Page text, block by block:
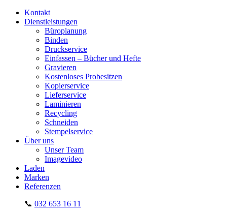
Kontakt
Dienstleistungen
Büroplanung
Binden
Druckservice
Einfassen – Bücher und Hefte
Gravieren
Kostenloses Probesitzen
Kopierservice
Lieferservice
Laminieren
Recycling
Schneiden
Stempelservice
Über uns
Unser Team
Imagevideo
Laden
Marken
Referenzen
📞 032 653 16 11